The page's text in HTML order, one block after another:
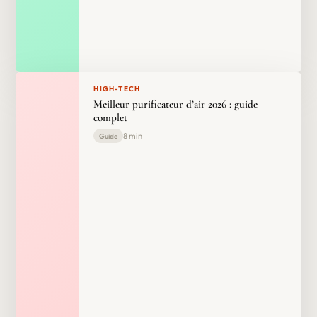
HIGH-TECH
Meilleur purificateur d’air 2026 : guide
complet
Guide 8 min